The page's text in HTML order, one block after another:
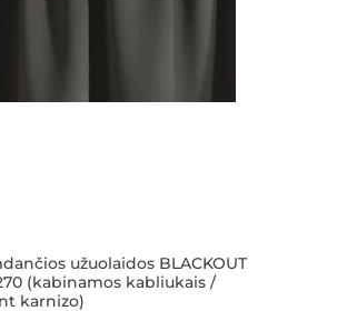
užuolaidos BLACKOUT
(kabinamos kabliukais /
karnizo)